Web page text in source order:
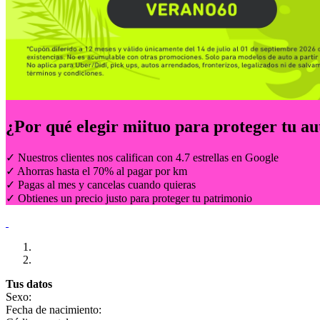
¿Por qué elegir miituo para proteger tu
✓ Nuestros clientes nos califican con 4.7 estrellas en Google
✓ Ahorras hasta el 70% al pagar por km
✓ Pagas al mes y cancelas cuando quieras
✓ Obtienes un precio justo para proteger tu patrimonio
Tus datos
Sexo:
Fecha de nacimiento: